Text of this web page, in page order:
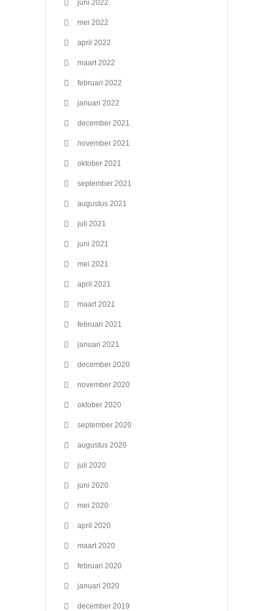
juni 2022
mei 2022
april 2022
maart 2022
februari 2022
januari 2022
december 2021
november 2021
oktober 2021
september 2021
augustus 2021
juli 2021
juni 2021
mei 2021
april 2021
maart 2021
februari 2021
januari 2021
december 2020
november 2020
oktober 2020
september 2020
augustus 2020
juli 2020
juni 2020
mei 2020
april 2020
maart 2020
februari 2020
januari 2020
december 2019